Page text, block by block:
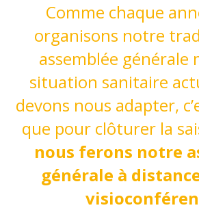
Comme chaque
organisons notre
assemblée générale
situation sanitaire
devons nous adapter,
que pour clôturer la
nous ferons notre
générale à